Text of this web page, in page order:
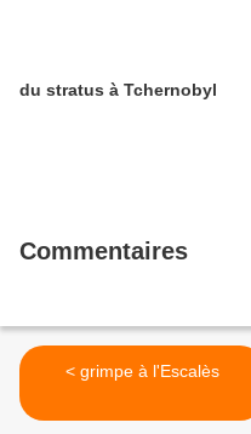
du stratus à Tchernobyl
Commentaires
< grimpe à l'Escalès